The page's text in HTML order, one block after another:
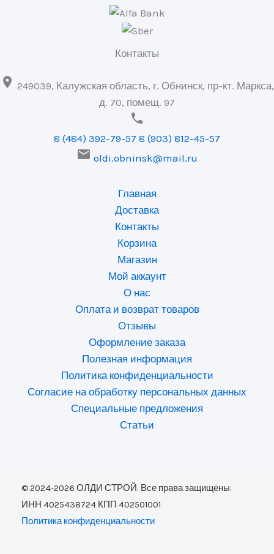
Контакты
 249039, Калужская область, г. Обнинск, пр-кт. Маркса,
д. 70, помещ. 97

8 (484) 392-79-57 8 (903) 812-45-57
 oldi.obninsk@mail.ru
Главная
Доставка
Контакты
Корзина
Магазин
Мой аккаунт
О нас
Оплата и возврат товаров
Отзывы
Оформление заказа
Полезная информация
Политика конфиденциальности
Согласие на обработку персональных данных
Специальные предложения
Статьи
© 2024-2026 ОЛДИ СТРОЙ. Все права защищены.
ИНН 4025438724 КПП 402501001
Политика конфиденциальности